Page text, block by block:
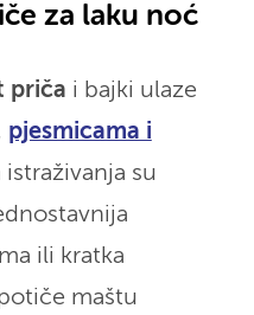
za laku noć
priča i bajki ulaze
pjesmicama i
istraživanja su
ili kratka
maštu